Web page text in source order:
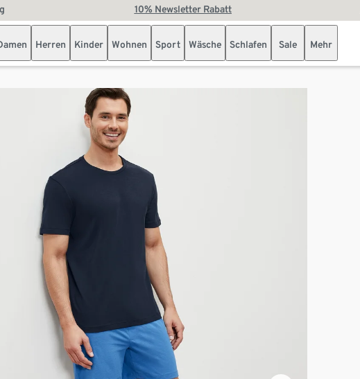
10% Newsletter Rabatt
Herren Kinder Wohnen Sport Wäsche Schlafen Sale Mehr